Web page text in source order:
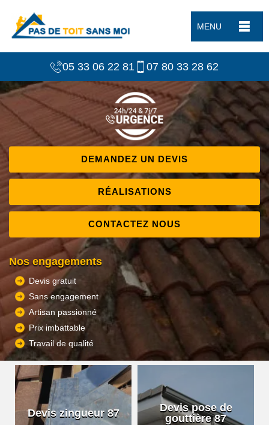
MENU
05 33 06 22 81 07 80 33 28 62
DEMANDEZ UN DEVIS
RÉALISATIONS
CONTACTEZ NOUS
Nos engagements
Devis gratuit
Sans engagement
Artisan passionné
Prix imbattable
Travail de qualité
Devis zingueur 87
Devis pose de
gouttière 87